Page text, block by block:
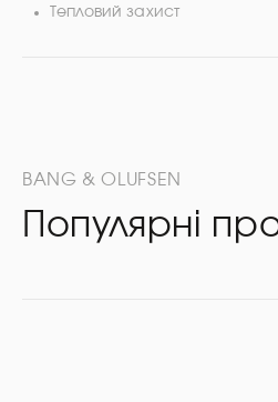
Тепловий захист
BANG & OLUFSEN
Популярні